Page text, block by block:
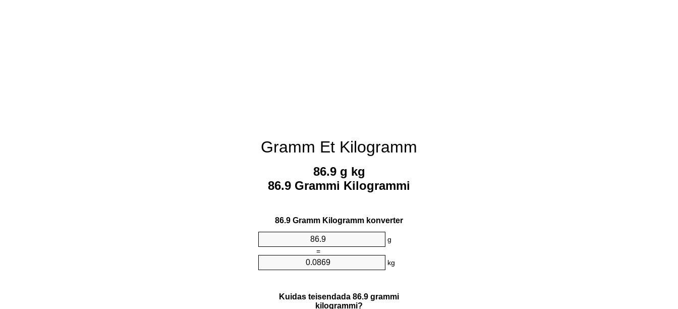
Gramm Et Kilogramm
86.9 g kg
86.9 Grammi Kilogrammi
86.9 Gramm Kilogramm konverter
g
=
kg
Kuidas teisendada 86.9 grammi
kilogrammi?